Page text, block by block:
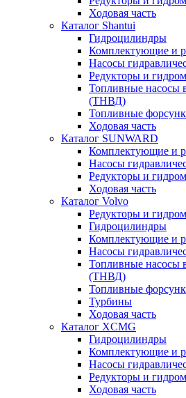
Ходовая часть
Каталог Shantui
Гидроцилиндры
Комплектующие и
Насосы
Редукторы и
Топливные насосы
(ТНВД)
Топливные
Ходовая часть
Каталог SUNWARD
Комплектующие и
Насосы
Редукторы и
Ходовая часть
Каталог Volvo
Редукторы и
Гидроцилиндры
Комплектующие и
Насосы
Топливные насосы
(ТНВД)
Топливные
Турбины
Ходовая часть
Каталог XCMG
Гидроцилиндры
Комплектующие и
Насосы
Редукторы и
Ходовая часть